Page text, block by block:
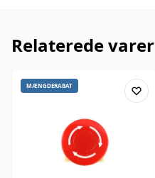
Relaterede varer
MÆNGDERABAT